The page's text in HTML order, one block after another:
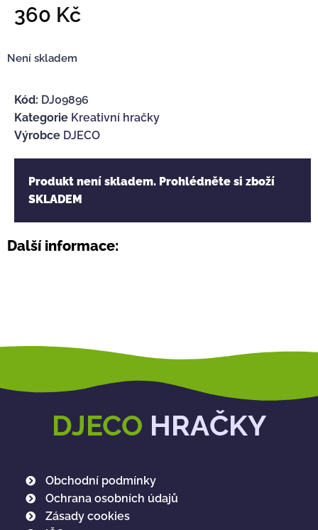
360 Kč
Není skladem
Kód: DJ09896
Kategorie Kreativní hračky
Výrobce DJECO
Produkt není skladem. Prohlédněte si zboží
SKLADEM
Další informace:
DJECO HRAČKY
Obchodní podmínky
Ochrana osobních údajů
Zásady cookies